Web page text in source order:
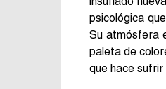
psicológica
Su atmósfera
paleta de
que hace